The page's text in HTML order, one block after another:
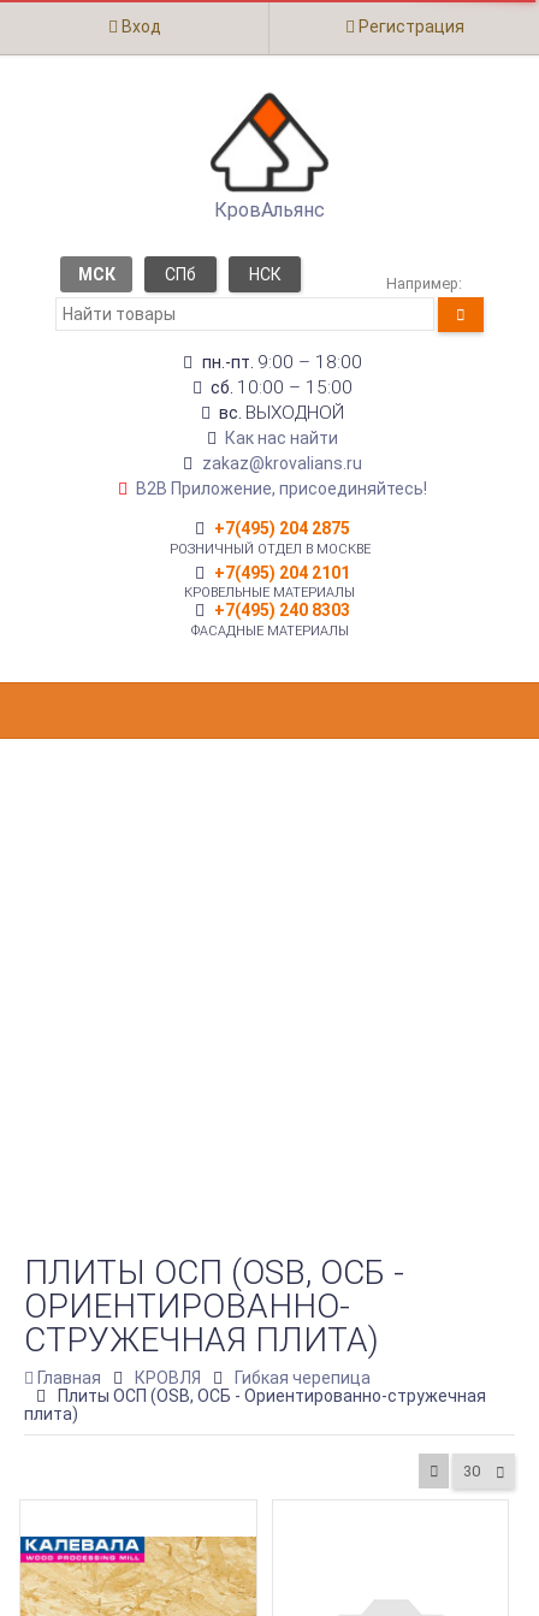
Вход Регистрация
КровАльянс
МСК СПб НСК Например:
пн.-пт. 9:00 – 18:00
сб. 10:00 – 15:00
вс. ВЫХОДНОЙ
Как нас найти
zakaz@krovalians.ru
B2B Приложение, присоединяйтесь!
+7(495) 204 2875
РОЗНИЧНЫЙ ОТДЕЛ В МОСКВЕ
+7(495) 204 2101
КРОВЕЛЬНЫЕ МАТЕРИАЛЫ
+7(495) 240 8303
ФАСАДНЫЕ МАТЕРИАЛЫ
ПЛИТЫ ОСП (OSB, ОСБ -
ОРИЕНТИРОВАННО-
СТРУЖЕЧНАЯ ПЛИТА)
Главная КРОВЛЯ
Гибкая черепица
Плиты ОСП (OSB, ОСБ - Ориентированно-стружечная
плита)
30